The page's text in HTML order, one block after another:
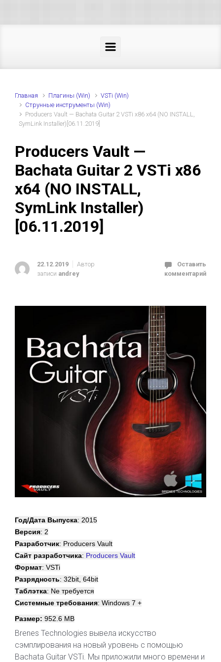
Главная Плагины (Win)
VSTi (Win)
Струнные инструменты (Win)
Producers Vault — Bachata Guitar 2 VSTi x86 x64 (NO INSTALL,
SymLink Installer)[06.11.2019]
Producers Vault —
Bachata Guitar 2 VSTi x86
x64 (NO INSTALL,
SymLink Installer)
[06.11.2019]
22.12.2019
Автор
записи andrey
Оставить
комментарий
Год/Дата Выпуска: 2015
Версия: 2
Разработчик: Producers Vault
Сайт разработчика: Producers Vault
Формат: VSTi
Разрядность: 32bit, 64bit
Таблэтка: Ne требуется
Системные требования: Windows 7 +
Размер: 952.6 MB
Brenes Technologies вывела искусство
сэмплирования на новый уровень с помощью
Bachata Guitar VSTi. Мы приложили много времени и